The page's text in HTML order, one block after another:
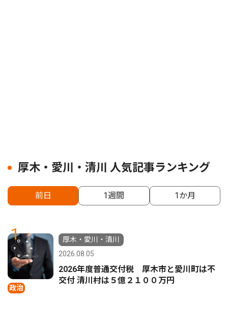
厚木・愛川・清川 人気記事ランキング
前日 1週間 1か月
1
政治
厚木・愛川・清川
2026.08.05
2026年度普通交付税 厚木市と愛川町は不
交付 清川村は５億２１００万円